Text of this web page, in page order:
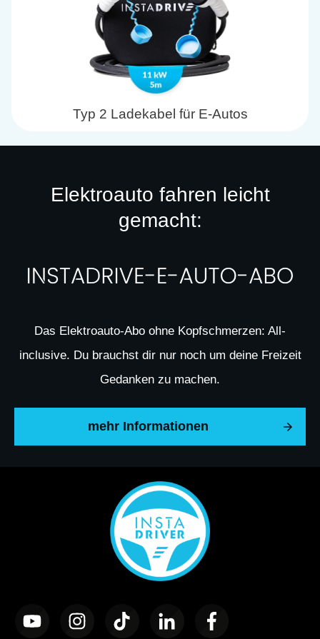
Typ 2 Ladekabel für E-Autos
Elektroauto fahren leicht
gemacht:
Das Elektroauto-Abo ohne Kopfschmerzen: All-
inclusive. Du brauchst dir nur noch um deine Freizeit
Gedanken zu machen.
mehr Informationen